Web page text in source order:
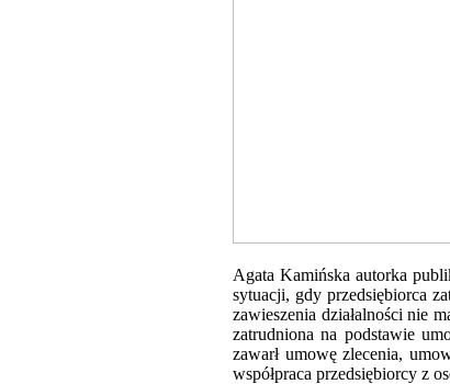
Agata Kamińska autorka
sytuacji, gdy przedsiębiorca
zawieszenia działalności nie
zatrudniona na podstawie
zawarł umowę zlecenia,
współpraca przedsiębiorcy z